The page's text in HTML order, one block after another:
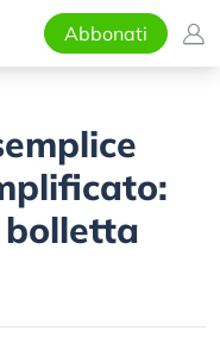
Abbonati
bolletta